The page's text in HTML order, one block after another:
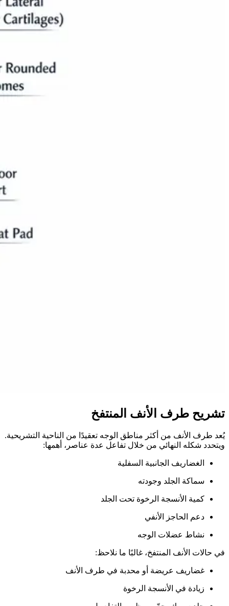
تشريح طرف الأنف المنتفخ
يُعد طرف الأنف من أكثر مناطق الوجه تعقيدًا من الناحية التشريحية.
ويتحدد شكله النهائي من خلال تفاعل عدة عناصر، أهمها:
الغضاريف الجانبية السفلية
سماكة الجلد وجودته
كمية الأنسجة الرخوة تحت الجلد
دعم الحاجز الأنفي
نشاط عضلات الوجه
في حالات الأنف المنتفخ، غالبًا ما نلاحظ:
غضاريف عريضة أو محدبة في طرف الأنف
زيادة في الأنسجة الرخوة